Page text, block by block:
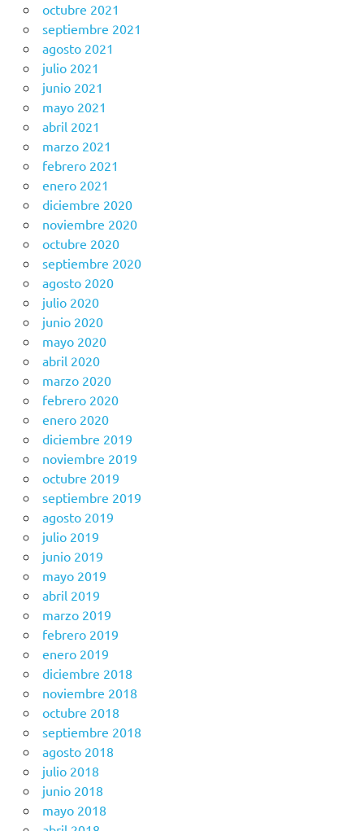
octubre 2021
septiembre 2021
agosto 2021
julio 2021
junio 2021
mayo 2021
abril 2021
marzo 2021
febrero 2021
enero 2021
diciembre 2020
noviembre 2020
octubre 2020
septiembre 2020
agosto 2020
julio 2020
junio 2020
mayo 2020
abril 2020
marzo 2020
febrero 2020
enero 2020
diciembre 2019
noviembre 2019
octubre 2019
septiembre 2019
agosto 2019
julio 2019
junio 2019
mayo 2019
abril 2019
marzo 2019
febrero 2019
enero 2019
diciembre 2018
noviembre 2018
octubre 2018
septiembre 2018
agosto 2018
julio 2018
junio 2018
mayo 2018